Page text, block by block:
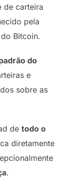
de carteira
pela
Bitcoin.
do
e
sobre as
de todo o
diretamente
.